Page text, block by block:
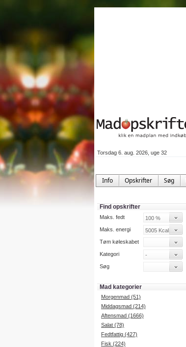
Torsdag 6. aug. 2026, uge 32
Info Opskrifter Søg
Find opskrifter
Maks. fedt
Maks. energi
Tøm køleskabet
Kategori
Søg
Mad kategorier
Morgenmad (51)
Middagsmad (214)
Aftensmad (1666)
Salat (78)
Fedtfattig (427)
Fisk (224)